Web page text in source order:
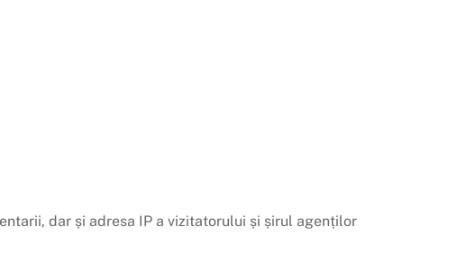
dar și adresa IP a vizitatorului și șirul agenților